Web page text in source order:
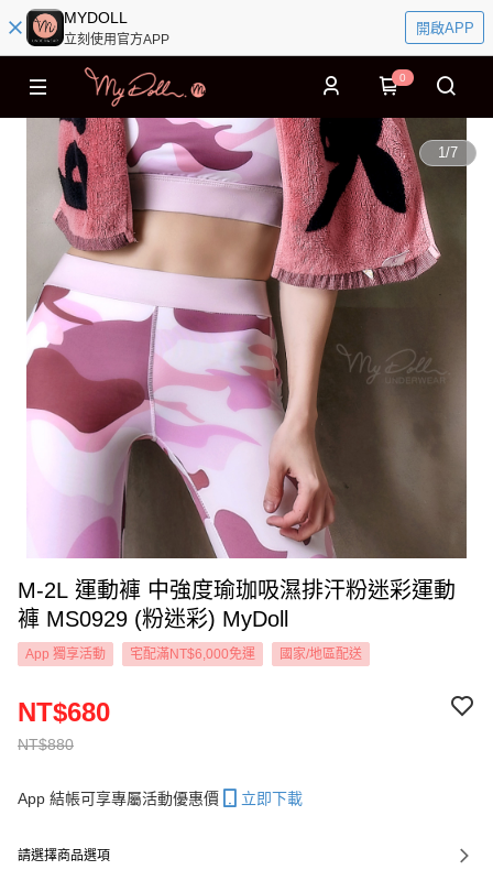
MYDOLL
立刻使用官方APP
開啟APP
0
1/7
M-2L 運動褲 中強度瑜珈吸濕排汗粉迷彩運動
褲 MS0929 (粉迷彩) MyDoll
App 獨享活動 宅配滿NT$6,000免運 國家/地區配送
NT$880
NT$680
App 結帳可享專屬活動優惠價 立即下載
請選擇商品選項